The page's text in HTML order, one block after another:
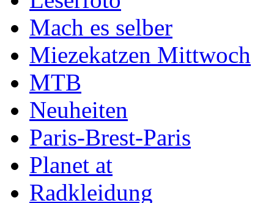
Mach es selber
Miezekatzen Mittwoch
MTB
Neuheiten
Paris-Brest-Paris
Planet at
Radkleidung